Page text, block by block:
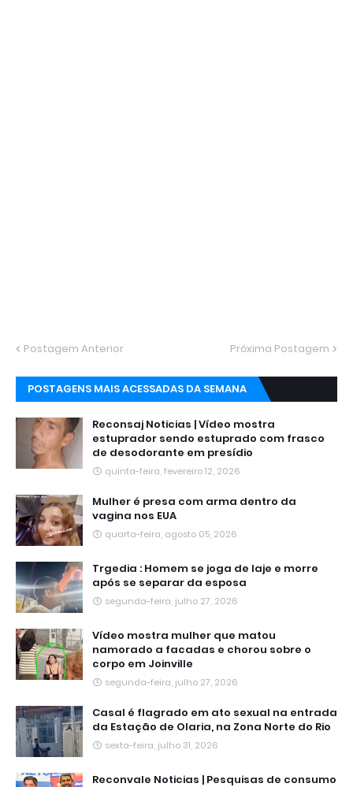
Postagem Anterior Próxima Postagem
POSTAGENS MAIS ACESSADAS DA SEMANA
Reconsaj Noticias | Vídeo mostra
estuprador sendo estuprado com frasco
de desodorante em presídio
quinta-feira, fevereiro 12, 2026
Mulher é presa com arma dentro da
vagina nos EUA
quarta-feira, agosto 05, 2026
Trgedia : Homem se joga de laje e morre
após se separar da esposa
segunda-feira, julho 27, 2026
Vídeo mostra mulher que matou
namorado a facadas e chorou sobre o
corpo em Joinville
segunda-feira, julho 27, 2026
Casal é flagrado em ato sexual na entrada
da Estação de Olaria, na Zona Norte do Rio
sexta-feira, julho 31, 2026
Reconvale Noticias | Pesquisas de consumo